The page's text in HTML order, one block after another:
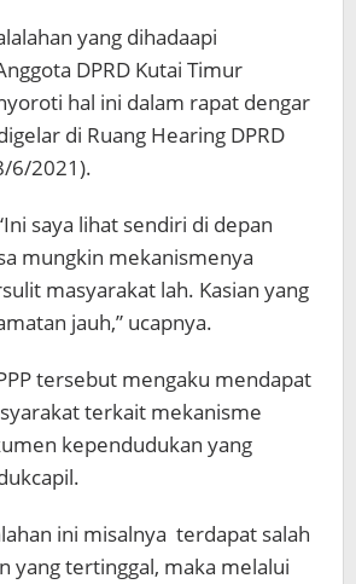
yang dihadaapi
DPRD Kutai Timur
hal ini dalam rapat dengar
di Ruang Hearing DPRD
6/2021).
saya lihat sendiri di depan
mungkin mekanismenya
masyarakat lah. Kasian yang
jauh,” ucapnya.
tersebut mengaku mendapat
terkait mekanisme
kependudukan yang
ini misalnya terdapat salah
yang tertinggal, maka melalui